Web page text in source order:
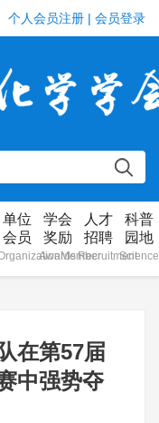
个人会员注册 | 会员登录
单位
会员
学会
奖励
Awards
人才
招聘
Recruitment
科普
园地
Science
在第57届
中强势夺